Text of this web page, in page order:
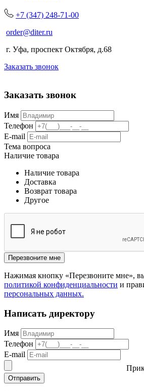
+7 (347) 248-71-00
order@diter.ru
г. Уфа, проспект Октября, д.68
Заказать звонок
Заказать звонок
Имя
Телефон
E-mail
Тема вопроса
Наличие товара
Наличие товара
Доставка
Возврат товара
Другое
Перезвоните мне
Нажимая кнопку «Перезвоните мне»,
политикой конфиденциальности и
персональных данных.
Написать директору
Имя
Телефон
E-mail
Отправить